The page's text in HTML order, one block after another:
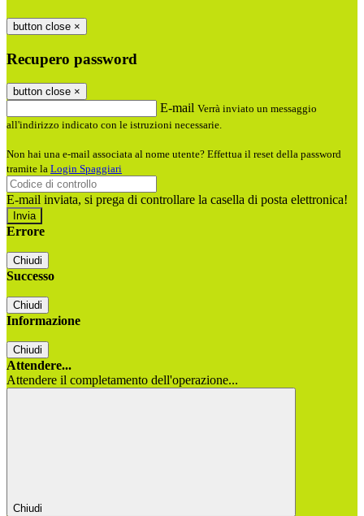
button close ×
Recupero password
button close ×
E-mail Verrà inviato un messaggio
all'indirizzo indicato con le istruzioni necessarie.
Non hai una e-mail associata al nome utente? Effettua il reset della password
tramite la Login Spaggiari
E-mail inviata, si prega di controllare la casella di posta elettronica!
Errore
Chiudi
Successo
Chiudi
Informazione
Chiudi
Attendere...
Attendere il completamento dell'operazione...
Chiudi